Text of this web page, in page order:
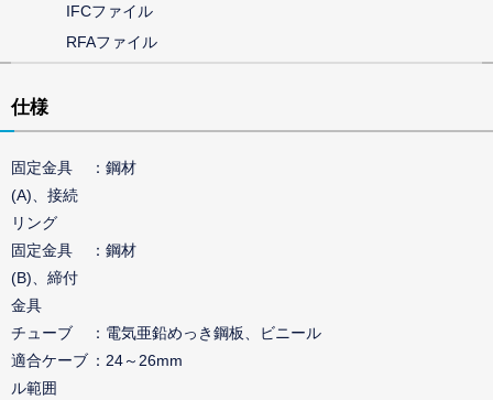
IFCファイル
RFAファイル
仕様
固定金具
(A)、接続
リング
鋼材
固定金具
(B)、締付
金具
鋼材
チューブ
電気亜鉛めっき鋼板、ビニール
適合ケーブ
ル範囲
24～26mm